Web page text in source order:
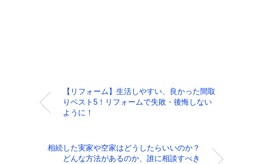
【リフォーム】生活しやすい、良かった間取
りベスト5！リフォームで失敗・後悔しない
ように！
相続した実家や空家はどうしたらいいのか？
どんな方法があるのか、誰に相談すべき